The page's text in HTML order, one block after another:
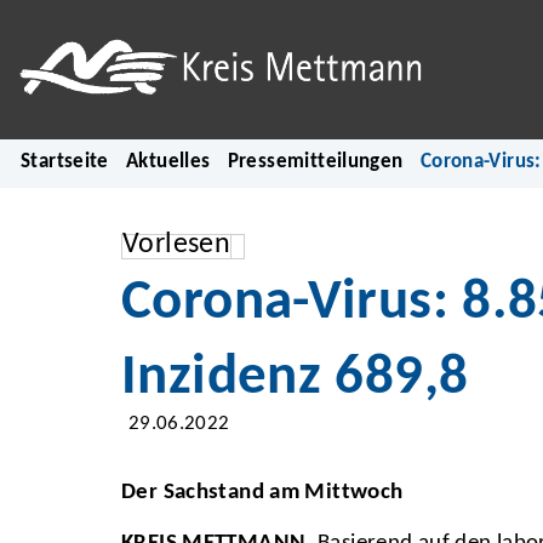
Startseite Aktuelles Pressemitteilungen Corona-
Vorlesen
Corona-Virus:
Inzidenz 689,8
29.06.2022
Der Sachstand am Mittwoch